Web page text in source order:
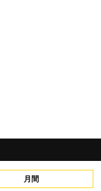
月間